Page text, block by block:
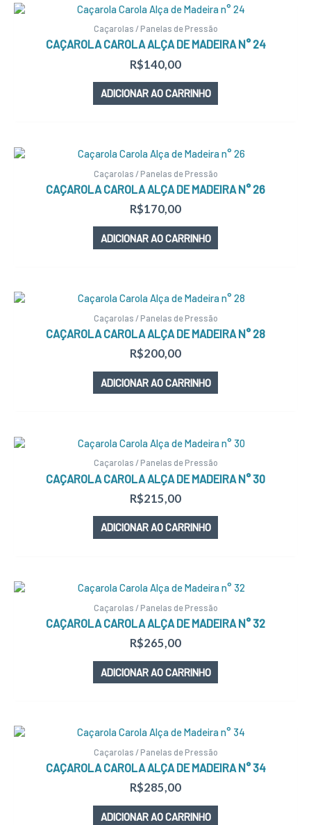
Caçarolas / Panelas de Pressão
CAÇAROLA CAROLA ALÇA DE MADEIRA N° 24
R$140,00
ADICIONAR AO CARRINHO
Caçarolas / Panelas de Pressão
CAÇAROLA CAROLA ALÇA DE MADEIRA N° 26
R$170,00
ADICIONAR AO CARRINHO
Caçarolas / Panelas de Pressão
CAÇAROLA CAROLA ALÇA DE MADEIRA N° 28
R$200,00
ADICIONAR AO CARRINHO
Caçarolas / Panelas de Pressão
CAÇAROLA CAROLA ALÇA DE MADEIRA N° 30
R$215,00
ADICIONAR AO CARRINHO
Caçarolas / Panelas de Pressão
CAÇAROLA CAROLA ALÇA DE MADEIRA N° 32
R$265,00
ADICIONAR AO CARRINHO
Caçarolas / Panelas de Pressão
CAÇAROLA CAROLA ALÇA DE MADEIRA N° 34
R$285,00
ADICIONAR AO CARRINHO